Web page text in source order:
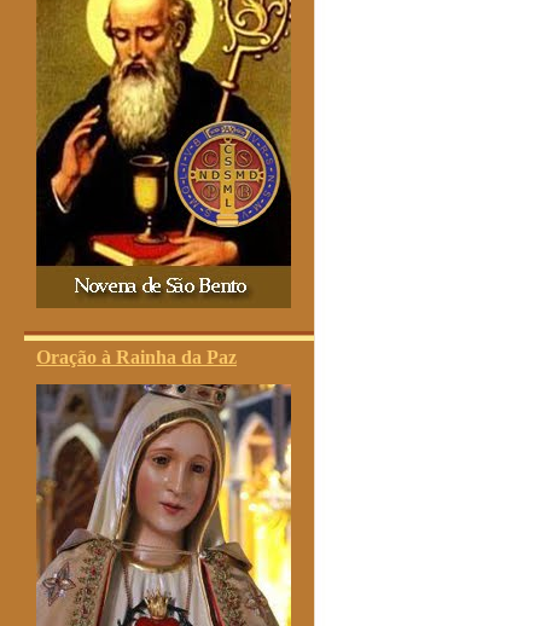
Oração à Rainha da Paz